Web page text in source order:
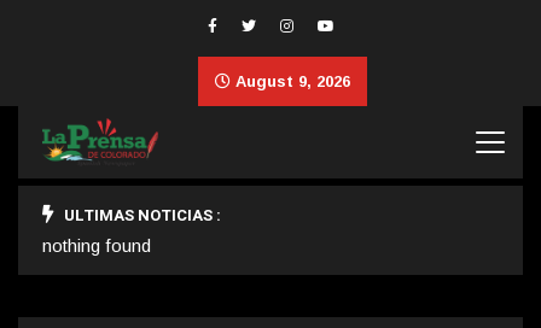
August 9, 2026
ULTIMAS NOTICIAS :
nothing found